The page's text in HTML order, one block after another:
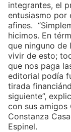
integrantes, el
entusiasmo por
afines.
hicimos. En
que ninguno de
vivir de esto;
que nos paga
editorial podía
tirada
siguiente”,
con sus amigos
Constanza
Espinel.